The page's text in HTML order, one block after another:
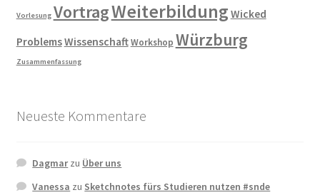
Vorlesung VortragWeiterbildung Wicked
ProblemsWissenschaftWorkshop Würzburg
Zusammenfassung
Neueste Kommentare
Dagmarzu Über uns
Vanessa zu Sketchnotes fürs Studieren nutzen #snde